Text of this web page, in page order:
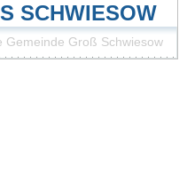
SCHWIESOW
Gemeinde Groß Schwiesow